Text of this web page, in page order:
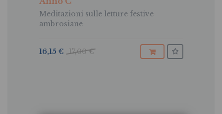
Meditazioni sulle letture festive
ambrosiane
17,00 €
16,15 €